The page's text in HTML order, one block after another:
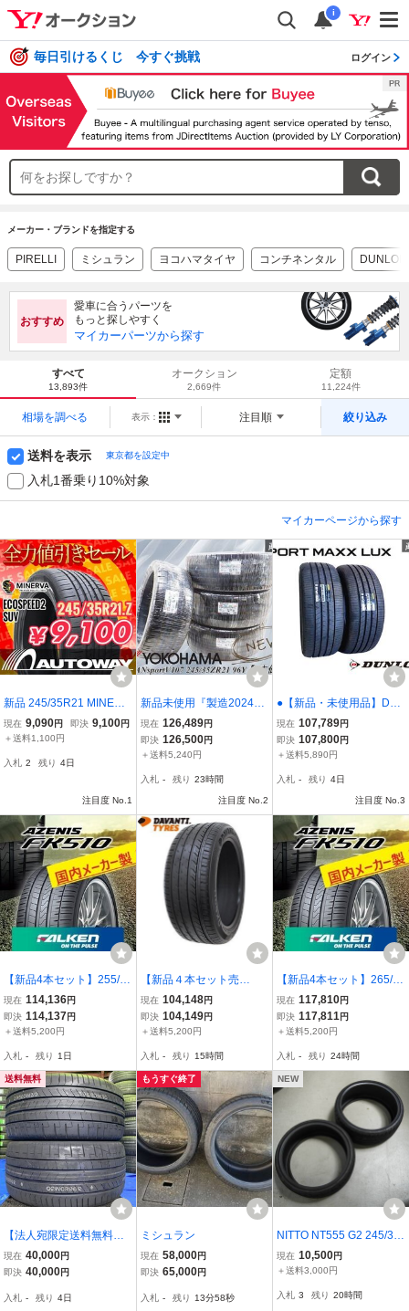
i
毎日引けるくじ 今すぐ挑戦 ログイン
メーカー・ブランドを指定する
PIRELLI ミシュラン ヨコハマタイヤ コンチネンタル DUNLOP
おすすめ
愛車に合うパーツを
もっと探しやすく
マイカーパーツから探す
すべて
13,893件
オークション
2,669件
定額
11,224件
相場を調べる 表示： 注目順 絞り込み
送料を表示 東京都を設定中
入札1番乗り10%対象
マイカーページから探す
新品 245/35R21 MINERV
A ミネルバ ECOSPEED2
SUV 245/35/21インチ 全
現在 9,090円 即決 9,100円
＋送料1,100円
入札 2 残り 4日
注目度 No.1
新品未使用『製造2024
年』 ヨコハマ ADVAN sp
ort V107 245/35ZR21 96
Y タイヤ 【 4本価格！】
現在 126,489円
即決 126,500円
＋送料5,240円
入札 - 残り 23時間
注目度 No.2
●【新品・未使用品】DU
NLOP ダンロップ SPORT
MAXX LUX 245/40R21 1
00W XL タイヤ2本セット
セダン 即納
現在 107,789円
即決 107,800円
＋送料5,890円
入札 - 残り 4日
注目度 No.3
【新品4本セット】255/3
0R21 93Y XL◆ファルケ
ン FK510 ▲サマータイヤ
AZENIS 【国産の安心と
料が安い！
現在 114,136円
即決 114,137円
＋送料5,200円
入札 - 残り 1日
【新品４本セット売
り！】275/50R21 113V X
L ★ダヴァンティ DAVAN
TI DX640 【高性能輸入タ
安い！
現在 104,148円
即決 104,149円
＋送料5,200円
入札 - 残り 15時間
【新品4本セット】265/3
5R21 101Y XL◆ファルケ
ン FK510 ▲サマータイヤ
AZENIS 【国産の安心と
料が安い！
現在 117,810円
即決 117,811円
＋送料5,200円
入札 - 残り 24時間
送料無料
【法人宛限定送料無料】2
62425M-658 PIRELLI
295/35R21 107W XL P
ト 2023年製
現在 40,000円
即決 40,000円
入札 - 残り 4日
もうすぐ終了
ミシュラン
現在 58,000円
即決 65,000円
入札 - 残り 13分57秒
NEW
NITTO NT555 G2 245/30
R21 2本 新品 在庫特
価！！
現在 10,500円
＋送料3,000円
入札 3 残り 20時間